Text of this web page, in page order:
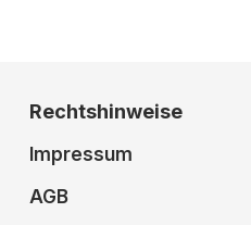
Rechtshinweise
Impressum
AGB